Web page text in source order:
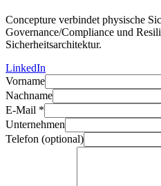
Concepture verbindet physische
Governance/Compliance und
Sicherheitsarchitektur.
LinkedIn
Vorname
Nachname
E-Mail *
Unternehmen
Telefon (optional)